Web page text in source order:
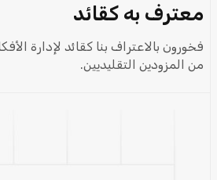
معترف به كقائد
من المزودين التقليديين.